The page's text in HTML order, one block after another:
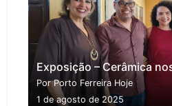
Exposição – Cerâmica
Por Porto Ferreira Hoje
1 de agosto de 2025